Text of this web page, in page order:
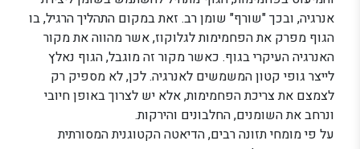
אנרגיה, ובכך "שורף" שומן רב. זאת במקום התהליך הרגיל, בו
הגוף מפרק את הפחמימות לגלוקוז, אשר מהווה את מקור
האנרגיה העיקרי בגוף. כאשר מקור זה מוגבל, הגוף נאלץ
לייצר גופי קטון המשמשים לאנרגיה. לכן, לא מספיק רק
לצמצם את צריכת הפחמימות, אלא יש לצרוך באופן חיובי
ונרחב את השומנים, החלבונים והירקות.
על פי מומחי תזונה רבים, הדיאטה הקטוגנית המסורתית